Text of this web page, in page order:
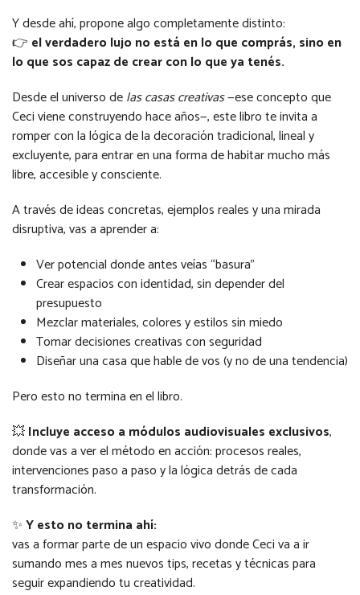
Y desde ahí, propone algo completamente distinto:
👉 el verdadero lujo no está en lo que comprás, sino en
lo que sos capaz de crear con lo que ya tenés.
Desde el universo delas casas creativas—ese concepto que
Ceci viene construyendo hace años—, este libro te invita a
romper con la lógica de la decoración tradicional, lineal y
excluyente, para entrar en una forma de habitar mucho más
libre, accesible y consciente.
A través de ideas concretas, ejemplos reales y una mirada
disruptiva, vas a aprender a:
Ver potencial donde antes veías “basura”
Crear espacios con identidad, sin depender del
presupuesto
Mezclar materiales, colores y estilos sin miedo
Tomar decisiones creativas con seguridad
Diseñar una casa que hable de vos (y no de una tendencia)
Pero esto no termina en el libro.
💥Incluye acceso a módulos audiovisuales exclusivos,
donde vas a ver el método en acción: procesos reales,
intervenciones paso a paso y la lógica detrás de cada
transformación.
✨Y esto no termina ahí:
vas a formar parte de un espacio vivo donde Ceci va a ir
sumando mes a mes nuevos tips, recetas y técnicas para
seguir expandiendo tu creatividad.